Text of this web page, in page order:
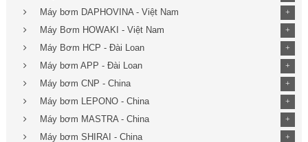
Máy bơm DAPHOVINA - Việt Nam +
Máy Bơm HOWAKI - Việt Nam +
Máy Bơm HCP - Đài Loan +
Máy bơm APP - Đài Loan +
Máy bơm CNP - China +
Máy bơm LEPONO - China +
Máy bơm MASTRA - China +
Máy bơm SHIRAI - China +